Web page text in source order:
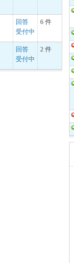
回答
受付中
6 件
回答
受付中
2 件